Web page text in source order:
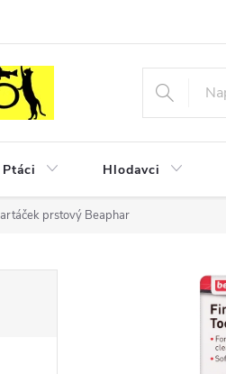
Ptáci Hlodavci
prstový Beaphar